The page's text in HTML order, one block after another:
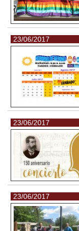
23/06/2017
23/06/2017
23/06/2017